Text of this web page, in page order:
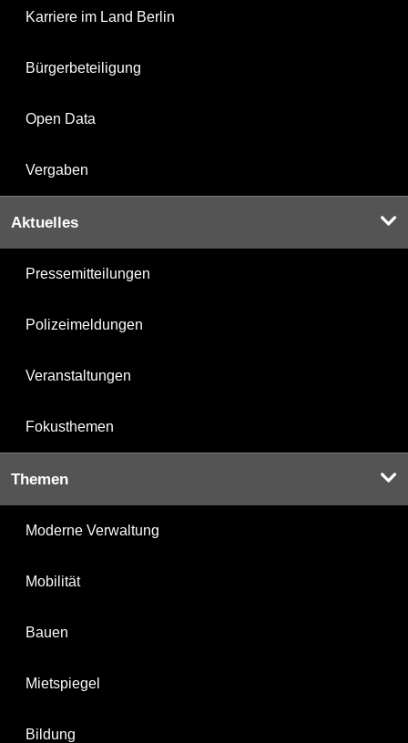
Karriere im Land Berlin
Bürgerbeteiligung
Open Data
Vergaben
Aktuelles
Pressemitteilungen
Polizeimeldungen
Veranstaltungen
Fokusthemen
Themen
Moderne Verwaltung
Mobilität
Bauen
Mietspiegel
Bildung